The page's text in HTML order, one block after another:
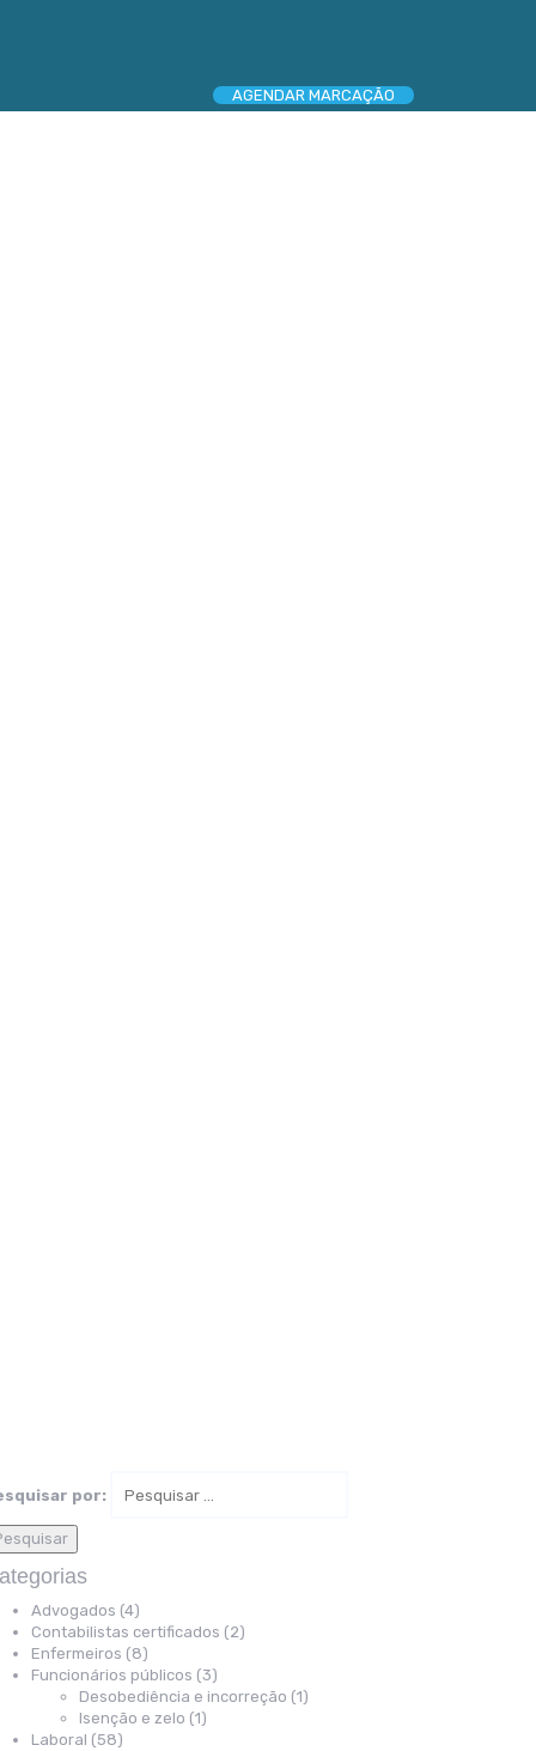
AGENDAR MARCAÇÃO
por:
Advogados (4)
Contabilistas certificados (2)
Enfermeiros (8)
Funcionários públicos (3)
Desobediência e incorreção (1)
Isenção e zelo (1)
Laboral (58)